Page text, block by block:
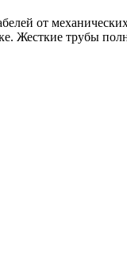
от
Жесткие трубы